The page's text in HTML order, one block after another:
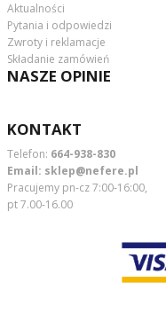
Aktualności
Pytania i odpowiedzi
Zwroty i reklamacje
Składanie zamówień
NASZE OPINIE
KONTAKT
Telefon: 664-938-830
Email: sklep@nefere.pl
Pracujemy pn-cz 7:00-16:00,
pt 7.00-16.00